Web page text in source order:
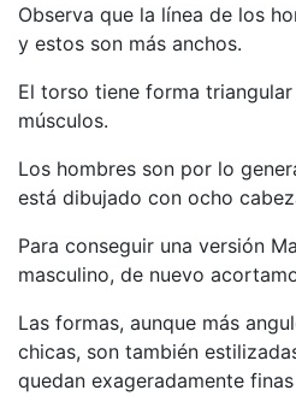
Observa que la línea de los
y estos son más anchos.
El torso tiene forma
músculos.
Los hombres son por lo
está dibujado con ocho
Para conseguir una versión
masculino, de nuevo
Las formas, aunque más
chicas, son también
quedan exageradamente